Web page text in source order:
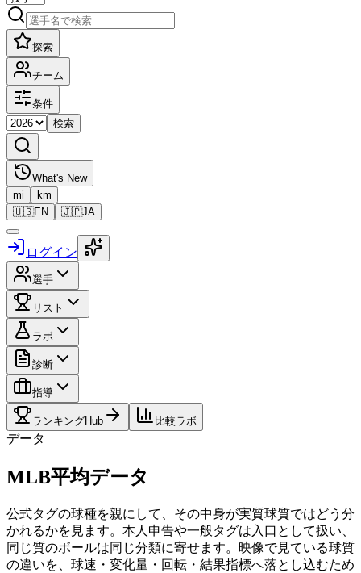
探索
チーム
条件
検索
What's New
mi
km
🇺🇸EN 🇯🇵JA
ログイン
選手
リスト
ラボ
診断
指導
ランキングHub 比較ラボ
データ
MLB平均データ
公式タグの球種を親にして、その中身が実質球質ではどう分
かれるかを見ます。本人申告や一般タグは入口として扱い、
同じ質のボールは同じ分類に寄せます。映像で見ている球質
の違いを、球速・変化量・回転・結果指標へ落とし込むため